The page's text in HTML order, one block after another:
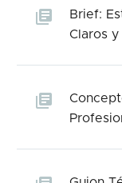
Brief:
Claros y